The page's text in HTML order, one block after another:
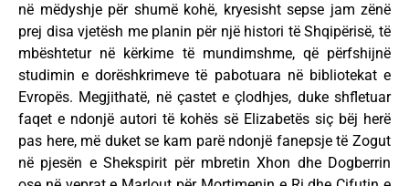
në mëdyshje për shumë kohë, kryesisht sepse jam zënë
prej disa vjetësh me planin për një histori të Shqipërisë, të
mbështetur në kërkime të mundimshme, që përfshijnë
studimin e dorëshkrimeve të pabotuara në bibliotekat e
Evropës. Megjithatë, në çastet e çlodhjes, duke shfletuar
faqet e ndonjë autori të kohës së Elizabetës siç bëj herë
pas here, më duket se kam parë ndonjë fanepsje të Zogut
në pjesën e Shekspirit për mbretin Xhon dhe Dogberrin